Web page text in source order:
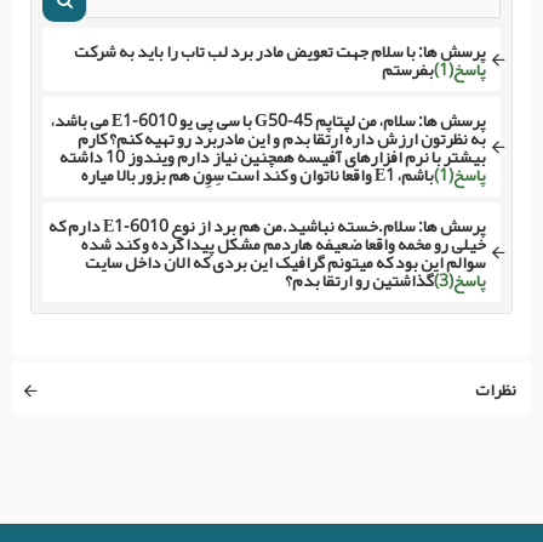
پرسش ها: با سلام جهت تعویض مادر برد لب تاب را باید به شرکت
بفرستم پاسخ(1)
پرسش ها:
سلام، من لپتاپم G50-45 با سی پی یو E1-6010 می باشد،
به نظرتون ارزش داره ارتقا بدم و این مادربرد رو تهیه کنم؟ کارم
بیشتر با نرم افزارهای آفیسه همچنین نیاز دارم ویندوز 10 داشته
باشم، E1 واقعا ناتوان و کند است سِوِن هم بزور بالا میاره پاسخ(1)
پرسش ها:
سلام.خسته نباشید.من هم برد از نوع E1-6010 دارم که
خیلی رو مخمه واقعا ضعیفه هاردمم مشکل پیدا کرده و کند شده
سوالم این بود که میتونم گرافیک این بردی که الان داخل سایت
گذاشتین رو ارتقا بدم؟ پاسخ(3)
نظرات